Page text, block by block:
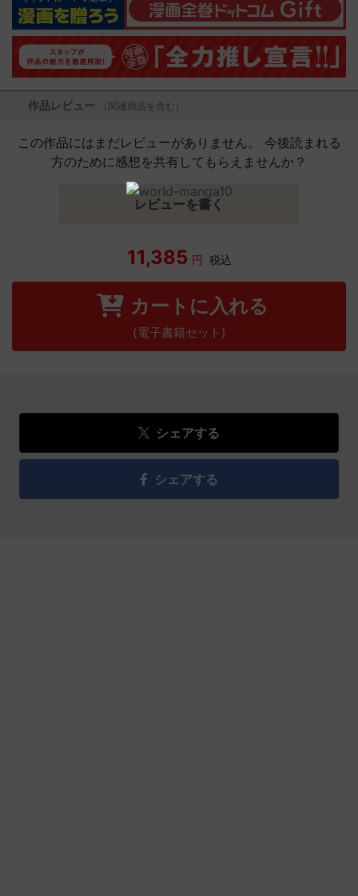
作品レビュー （関連商品を含む）
この作品にはまだレビューがありません。 今後読まれる
方のために感想を共有してもらえませんか？
レビューを書く
11,385 円 税込
カートに入れる
(電子書籍セット)
シェアする
シェアする